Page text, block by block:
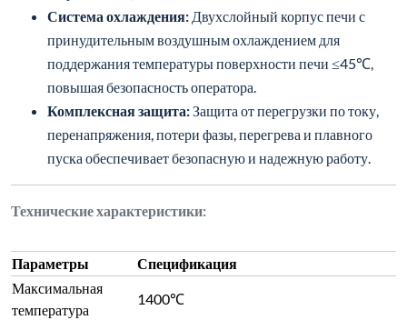
Система охлаждения: Двухслойный корпус печи с
принудительным воздушным охлаждением для
поддержания температуры поверхности печи ≤45℃,
повышая безопасность оператора.
Комплексная защита:Защита от перегрузки по току,
перенапряжения, потери фазы, перегрева и плавного
пуска обеспечивает безопасную и надежную работу.
Технические характеристики:
Параметры
Спецификация
Максимальная
температура
1400℃